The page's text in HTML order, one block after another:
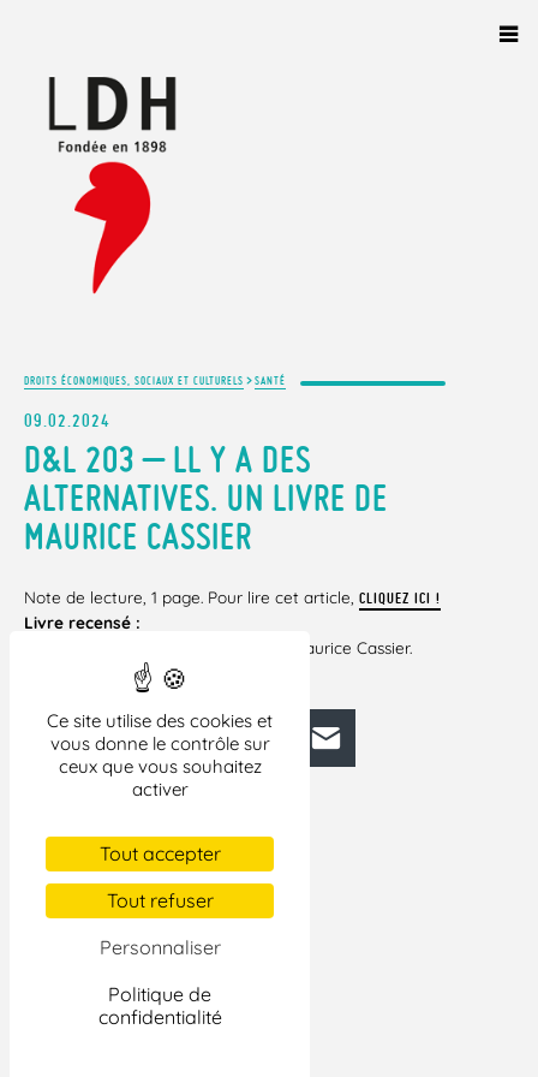
Ce site utilise des cookies et
vous donne le contrôle sur
ceux que vous souhaitez
activer
Tout accepter
Tout refuser
Personnaliser
Politique de
confidentialité
DROITS ÉCONOMIQUES, SOCIAUX ET CULTURELS >SANTÉ
09.02.2024
D&L 203 – LL Y A DES
ALTERNATIVES. UN LIVRE DE
MAURICE CASSIER
Note de lecture, 1 page. Pour lire cet article, CLIQUEZ ICI !
Livre recensé :
– ll y a des alternatives. Un livre de Maurice Cassier.
FacebookBlueskyMastodonLinkedIn